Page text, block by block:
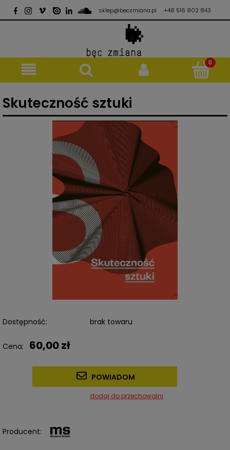
sklep@beczmiana.pl +48 516 802 843
Skuteczność sztuki
Dostępność: brak towaru
Cena: 60,00 zł
POWIADOM
dodaj do przechowalni
Producent: